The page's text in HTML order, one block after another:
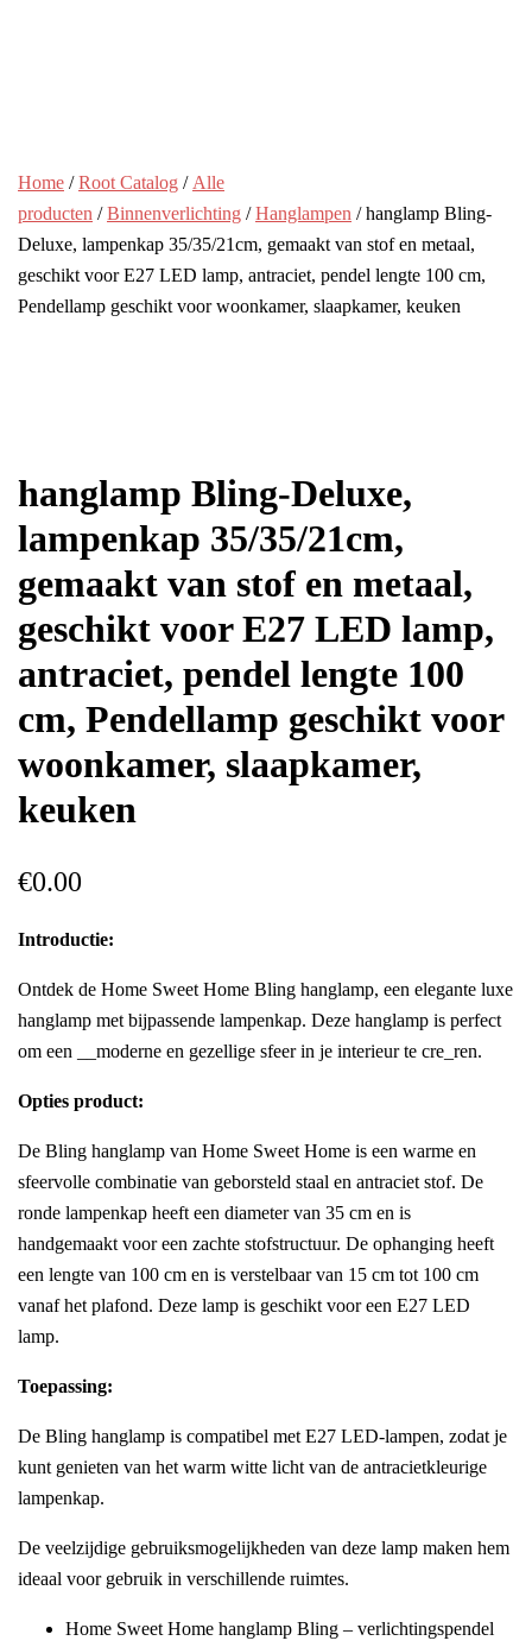
Home /Root Catalog / Alle
producten /Binnenverlichting /Hanglampen / hanglamp Bling-
Deluxe, lampenkap 35/35/21cm, gemaakt van stof en metaal,
geschikt voor E27 LED lamp, antraciet, pendel lengte 100 cm,
Pendellamp geschikt voor woonkamer, slaapkamer, keuken
hanglamp Bling-Deluxe,
lampenkap 35/35/21cm,
gemaakt van stof en metaal,
geschikt voor E27 LED lamp,
antraciet, pendel lengte 100
cm, Pendellamp geschikt voor
woonkamer, slaapkamer,
keuken
€0.00
Introductie:
Ontdek de Home Sweet Home Bling hanglamp, een elegante luxe
hanglamp met bijpassende lampenkap. Deze hanglamp is perfect
om een __moderne en gezellige sfeer in je interieur te cre_ren.
Opties product:
De Bling hanglamp van Home Sweet Home is een warme en
sfeervolle combinatie van geborsteld staal en antraciet stof. De
ronde lampenkap heeft een diameter van 35 cm en is
handgemaakt voor een zachte stofstructuur. De ophanging heeft
een lengte van 100 cm en is verstelbaar van 15 cm tot 100 cm
vanaf het plafond. Deze lamp is geschikt voor een E27 LED
lamp.
Toepassing:
De Bling hanglamp is compatibel met E27 LED-lampen, zodat je
kunt genieten van het warm witte licht van de antracietkleurige
lampenkap.
De veelzijdige gebruiksmogelijkheden van deze lamp maken hem
ideaal voor gebruik in verschillende ruimtes.
Home Sweet Home hanglamp Bling – verlichtingspendel